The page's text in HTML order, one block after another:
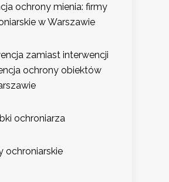
ochrony mienia: firmy
w Warszawie
zamiast interwencji
ochrony obiektów
ochroniarza
ochroniarskie